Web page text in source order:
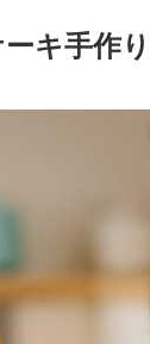
キ手作